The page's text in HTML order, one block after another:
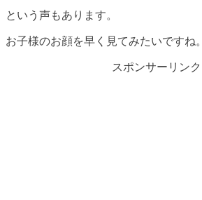
という声もあります。
お子様のお顔を早く見てみたいですね。
スポンサーリンク